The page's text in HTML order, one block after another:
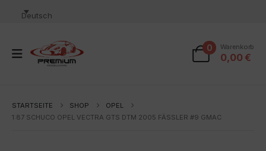
Deutsch
0 Warenkorb
0,00 €
STARTSEITE SHOP
OPEL
1:87 SCHUCO OPEL VECTRA GTS DTM 2005 FÄSSLER #9 GMAC